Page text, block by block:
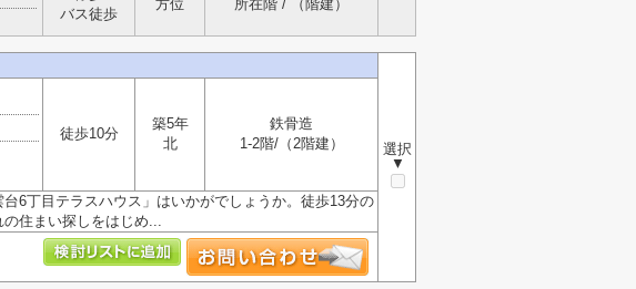
バス徒歩
方位
所在階 / （階建）
選択
▼
徒歩10分
築5年
北
鉄骨造
1-2階/（2階建）
6丁目テラスハウス」はいかがでしょうか。徒歩13分の
住まい探しをはじめ...